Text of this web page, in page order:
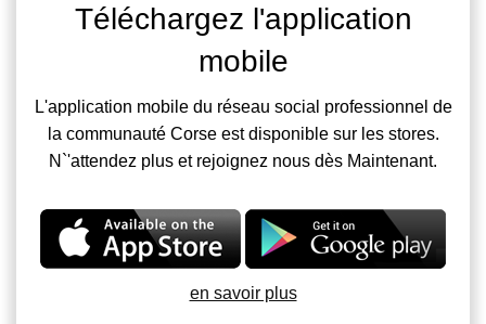
Téléchargez l'application
mobile
L'application mobile du réseau social professionnel de
la communauté Corse est disponible sur les stores.
N`'attendez plus et rejoignez nous dès Maintenant.
en savoir plus